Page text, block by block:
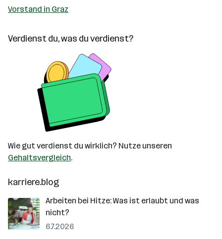
Vorstand in Graz
Verdienst du, was du verdienst?
Wie gut verdienst du wirklich? Nutze unseren
Gehaltsvergleich.
karriere.blog
Arbeiten bei Hitze: Was ist erlaubt und was
nicht?
6.7.2026